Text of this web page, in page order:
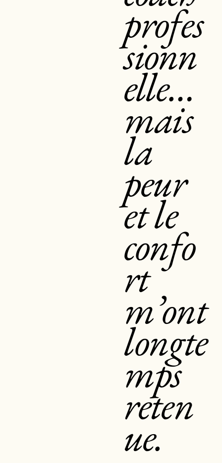
profes
sionn
elle…
mais
la
peur
et le
confo
rt
m’ont
longte
mps
reten
ue.